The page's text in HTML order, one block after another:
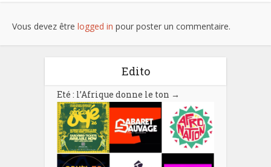
Vous devez être logged in pour poster un commentaire.
Edito
Eté : l’Afrique donne le ton →